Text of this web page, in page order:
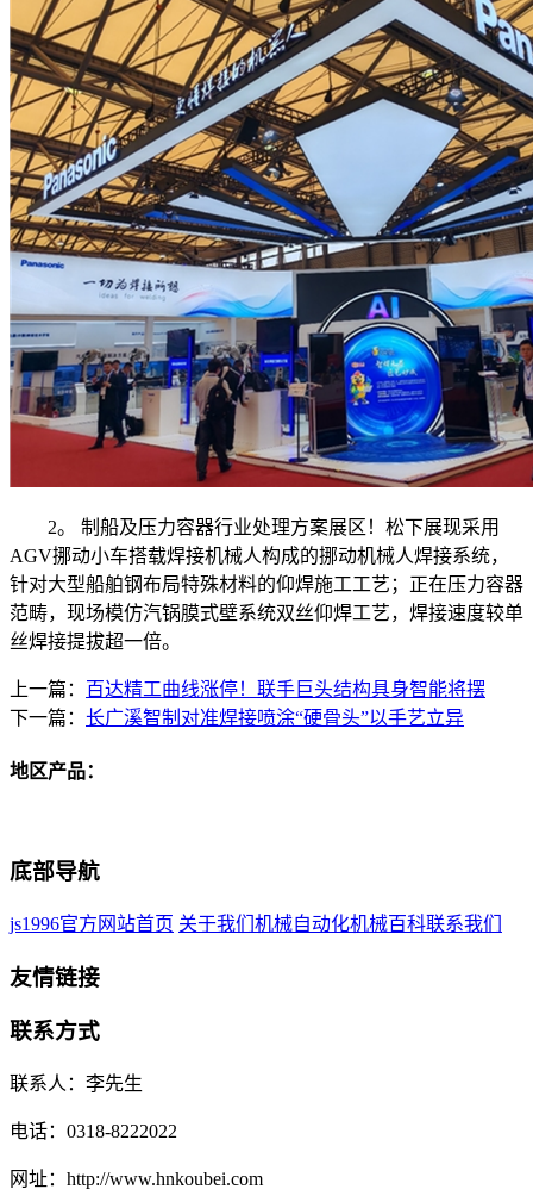
2。 制船及压力容器行业处理方案展区！松下展现采用
AGV挪动小车搭载焊接机械人构成的挪动机械人焊接系统，
针对大型船舶钢布局特殊材料的仰焊施工工艺；正在压力容器
范畴，现场模仿汽锅膜式壁系统双丝仰焊工艺，焊接速度较单
丝焊接提拔超一倍。
上一篇： 百达精工曲线涨停！联手巨头结构具身智能将摆
下一篇： 长广溪智制对准焊接喷涂“硬骨头”以手艺立异
地区产品：
底部导航
js1996官方网站首页 关于我们 机械自动化机械百科联系我们
友情链接
联系方式
联系人：李先生
电话：0318-8222022
网址：http://www.hnkoubei.com